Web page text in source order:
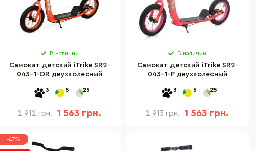
В наличии
Самокат детский iTrike SR2-
043-1-OR двухколесный
3 5 25
2 912 грн. 1 563 грн.
В наличии
Самокат детский iTrike SR2-
043-1-P двухколесный
3 5 25
2 913 грн. 1 563 грн.
-47%